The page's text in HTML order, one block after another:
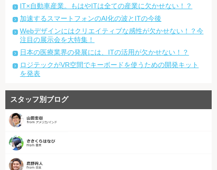
IT×自動車産業。もはやITは全ての産業に欠かせない！？
加速するスマートフォンのAI化の波とITの今後
Webデザインにはクリエイティブな感性が欠かせない！？今
注目の展示会を大特集！
日本の医療業界の発展には、ITの活用が欠かせない！？
ロジテックがVR空間でキーボードを使うための開発キット
を発表
スタッフ別ブログ